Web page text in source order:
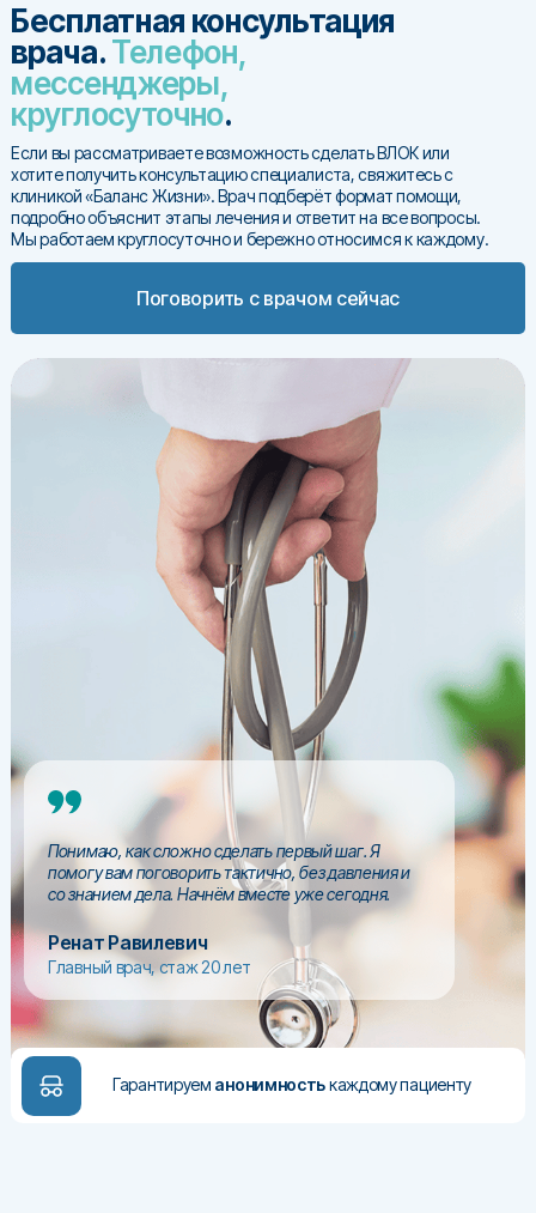
Поговорить с врачом сейчас
Бесплатная консультация
врача.Телефон,
мессенджеры,
круглосуточно.
Если вы рассматриваете возможность сделать ВЛОК или
хотите получить консультацию специалиста, свяжитесь с
клиникой «Баланс Жизни». Врач подберёт формат помощи,
подробно объяснит этапы лечения и ответит на все вопросы.
Мы работаем круглосуточно и бережно относимся к каждому.
Понимаю, как сложно сделать первый шаг. Я
помогу вам поговорить тактично, без давления и
со знанием дела. Начнём вместе уже сегодня.
Главный врач, стаж 20 лет
Ренат Равилевич
Гарантируем анонимностькаждому пациенту